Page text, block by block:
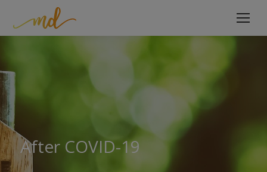
After COVID-19